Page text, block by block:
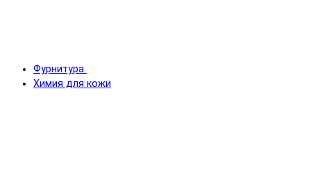
Фурнитура
Химия для кожи